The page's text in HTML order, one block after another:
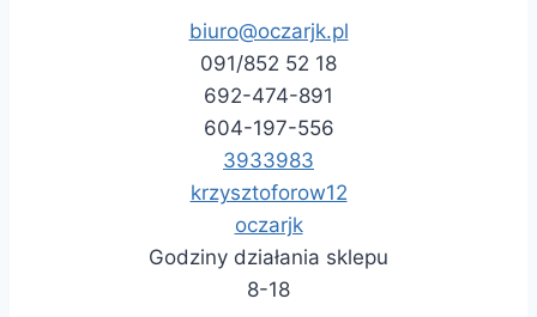
biuro@oczarjk.pl
091/852 52 18
692-474-891
604-197-556
3933983
krzysztoforow12
oczarjk
Godziny działania sklepu
8-18